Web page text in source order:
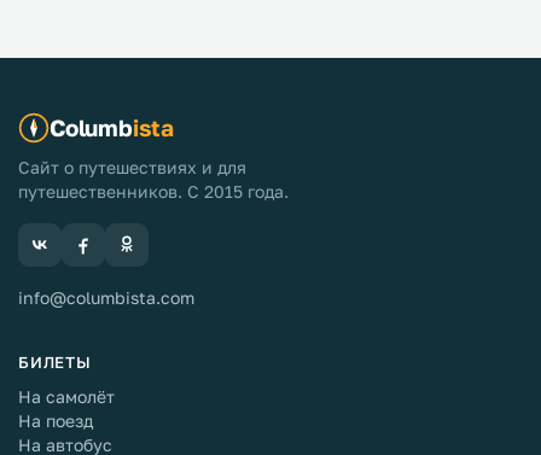
Columbista
Сайт о путешествиях и для
путешественников. С 2015 года.
info@columbista.com
БИЛЕТЫ
На самолёт
На поезд
На автобус